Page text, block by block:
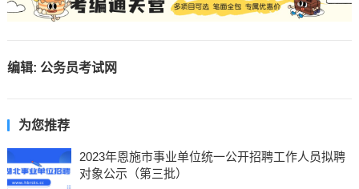
编辑: 公务员考试网
为您推荐
2023年恩施市事业单位统一公开招聘工作人员拟聘
对象公示（第三批）